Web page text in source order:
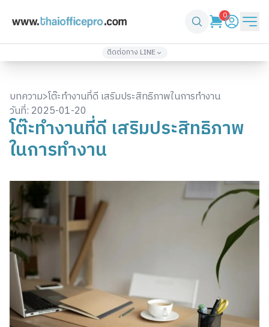
0
ติดต่อทาง LINE
02-571-4933
086-361-1232
เพิ่มเพื่อน
@top3
061-418-2248
เพิ่มเพื่อน
thaiofficepro4
บทความ>โต๊ะทำงานที่ดี เสริมประสิทธิภาพในการทำงาน
วันที่: 2025-01-20
โต๊ะทำงานที่ดี เสริมประสิทธิภาพ
ในการทำงาน